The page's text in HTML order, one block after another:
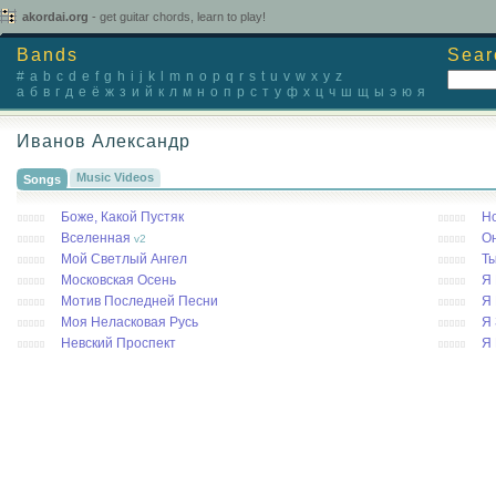
akordai.org - get guitar chords, learn to play!
Bands
# a b c d e f g h i j k m n o p q r s t u v w x y z
а б в г д е ё ж з и й к л м н о п р с т у ф х ц ч ш щ ы э ю я
Иванов Александр
Songs Music Videos
Боже, Какой Пустяк
Вселенная v2
Мой Светлый Ангел
Московская Осень
Мотив Последней Песни
Моя Неласковая Русь
Невский Проспект
Я
Я
Я
Я